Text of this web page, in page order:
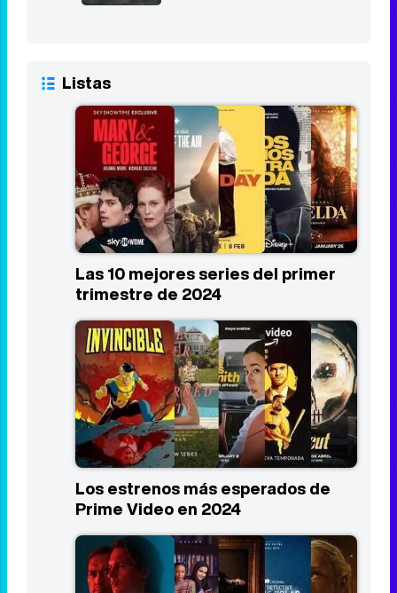
2019 - Act
8,1
Listas
Las 10 mejores series del primer
trimestre de 2024